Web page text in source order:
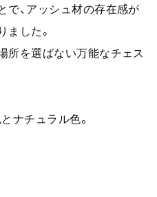
で、アッシュ材の存在感が
した。
所を選ばない万能なチェス
ナチュラル色。